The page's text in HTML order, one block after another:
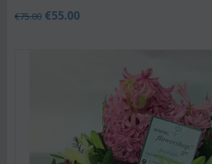
€75.00 €55.00